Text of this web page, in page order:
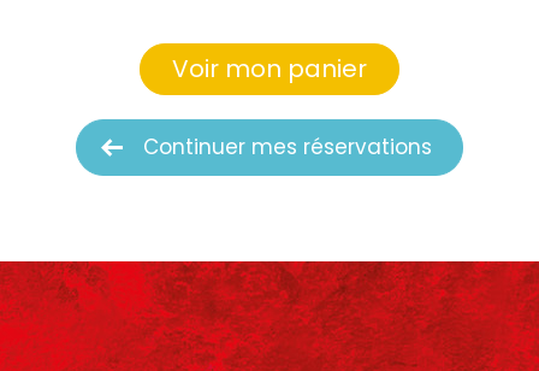
Continuer mes réservations
Voir mon panier